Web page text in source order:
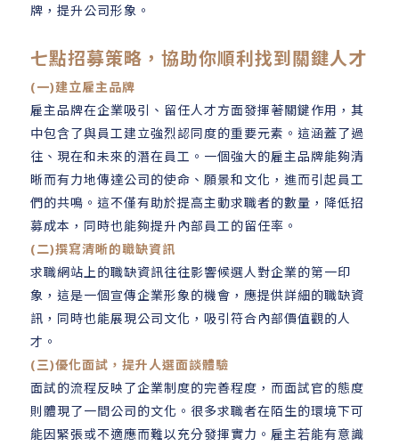
牌，提升公司形象。
七點招募策略，協助你順利找到關鍵人才
(一)建立雇主品牌
雇主品牌在企業吸引、留任人才方面發揮著關鍵作用，其
中包含了與員工建立強烈認同度的重要元素。這涵蓋了過
往、現在和未來的潛在員工。一個強大的雇主品牌能夠清
晰而有力地傳達公司的使命、願景和文化，進而引起員工
們的共鳴。這不僅有助於提高主動求職者的數量，降低招
募成本，同時也能夠提升內部員工的留任率。
(二)撰寫清晰的職缺資訊
求職網站上的職缺資訊往往影響候選人對企業的第一印
象，這是一個宣傳企業形象的機會，應提供詳細的職缺資
訊，同時也能展現公司文化，吸引符合內部價值觀的人
才。
(三)優化面試，提升人選面談體驗
面試的流程反映了企業制度的完善程度，而面試官的態度
則體現了一間公司的文化。很多求職者在陌生的環境下可
能因緊張或不適應而難以充分發揮實力。雇主若能有意識